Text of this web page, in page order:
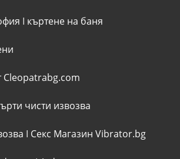
I къртене на баня
Cleopatrabg.com
чисти извозва
I Секс Магазин Vibrator.bg